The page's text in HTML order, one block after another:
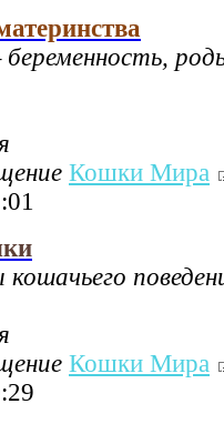
Кошки Мира
Кошки Мира